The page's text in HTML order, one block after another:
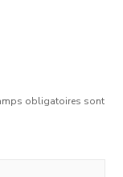
obligatoires sont